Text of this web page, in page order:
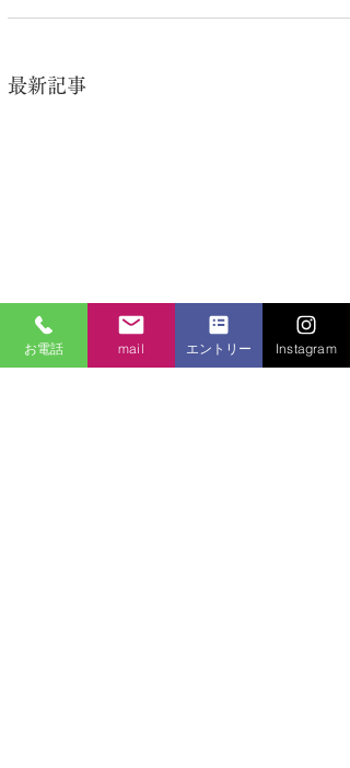
最新記事
お電話 mail エントリー Instagram